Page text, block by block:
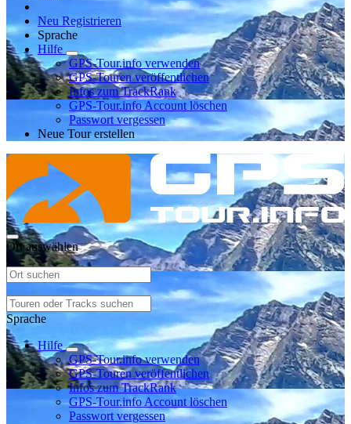
Neu Registrieren
Sprache
Hilfe
GPS-Tour.info verwenden
GPS-Touren veröffentlichen
Infos zum TrackRank
GPS-Tour.info Account löschen
Passwort vergessen
Neue Tour erstellen
Ort auswählen
Sprache
Hilfe
GPS-Tour.info verwenden
GPS-Touren veröffentlichen
Infos zum TrackRank
GPS-Tour.info Account löschen
Passwort vergessen